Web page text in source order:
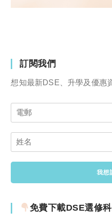
訂閱我們
想知最新DSE、升學及優惠
免費下載DSE選修